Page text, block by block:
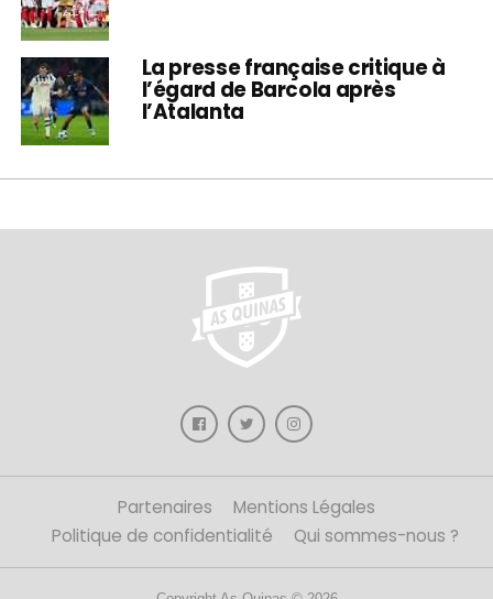
La presse française critique à
l’égard de Barcola après
l’Atalanta
Partenaires
Mentions Légales
Politique de confidentialité
Qui sommes-nous ?